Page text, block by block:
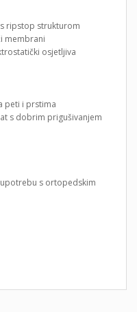
ripstop strukturom
membrani
osjetljiva
peti i prstima
s dobrim prigušivanjem
s ortopedskim